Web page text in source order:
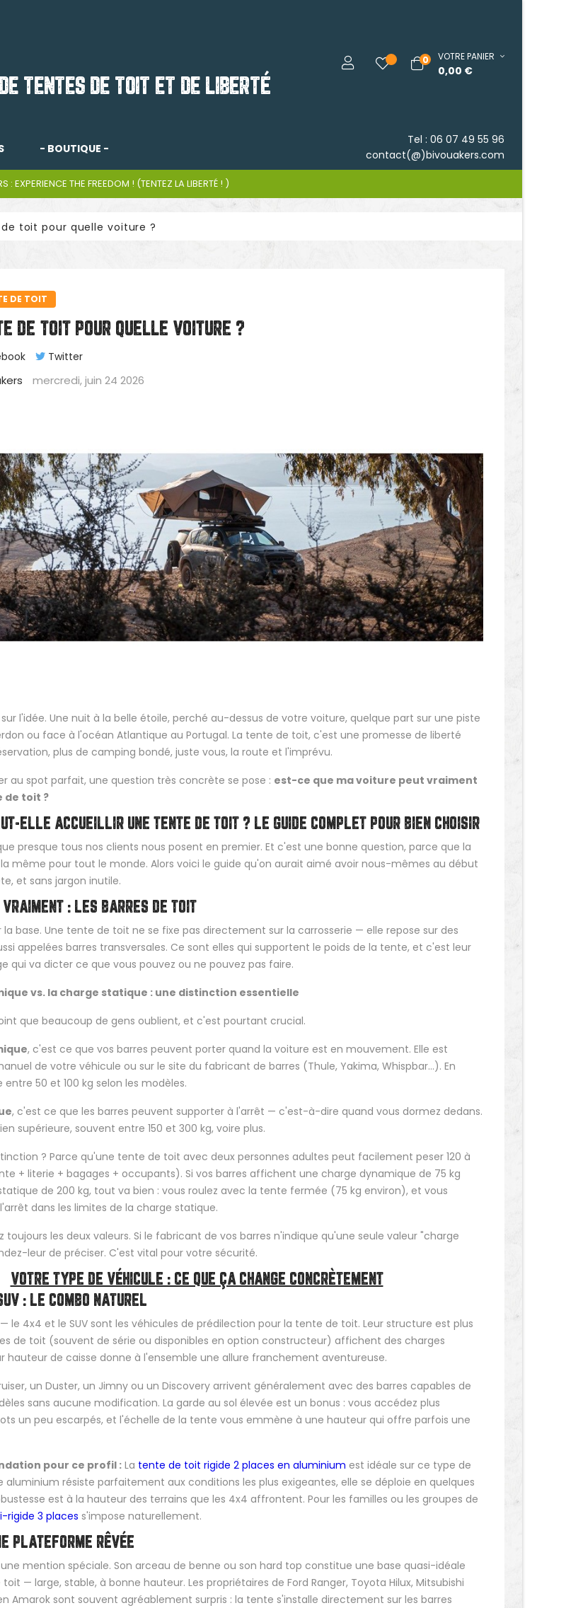
TENTES DE TOIT ET DE LIBERTÉ
0 VOTRE PANIER
0,00 €
- BOUTIQUE -
Tel : 06 07 49 55 96
contact(@)bivouakers.com
: EXPERIENCE THE FREEDOM ! (TENTEZ LA LIBERTÉ ! )
toit pour quelle voiture ?
DE TOIT
DE TOIT POUR QUELLE VOITURE ?
Twitter
mercredi,juin 24 2026
l'idée. Une nuit à la belle étoile, perché au-dessus de votre voiture, quelque part sur une piste
ou face à l'océan Atlantique au Portugal. La tente de toit, c'est une promesse de liberté
plus de camping bondé, juste vous, la route et l'imprévu.
au spot parfait, une question très concrète se pose : est-ce que ma voiture peut vraiment
de toit ?
ELLE ACCUEILLIR UNE TENTE DE TOIT ? LE GUIDE COMPLET POUR BIEN CHOISIR
presque tous nos clients nous posent en premier. Et c'est une bonne question, parce que la
même pour tout le monde. Alors voici le guide qu'on aurait aimé avoir nous-mêmes au début
et sans jargon inutile.
VRAIMENT : LES BARRES DE TOIT
base. Une tente de toit ne se fixe pas directement sur la carrosserie — elle repose sur des
appelées barres transversales. Ce sont elles qui supportent le poids de la tente, et c'est leur
qui va dicter ce que vous pouvez ou ne pouvez pas faire.
vs. la charge statique : une distinction essentielle
que beaucoup de gens oublient, et c'est pourtant crucial.
, c'est ce que vos barres peuvent porter quand la voiture est en mouvement. Elle est
de votre véhicule ou sur le site du fabricant de barres (Thule, Yakima, Whispbar...). En
entre 50 et 100 kg selon les modèles.
, c'est ce que les barres peuvent supporter à l'arrêt — c'est-à-dire quand vous dormez dedans.
supérieure, souvent entre 150 et 300 kg, voire plus.
? Parce qu'une tente de toit avec deux personnes adultes peut facilement peser 120 à
+ literie + bagages + occupants). Si vos barres affichent une charge dynamique de 75 kg
de 200 kg, tout va bien : vous roulez avec la tente fermée (75 kg environ), et vous
dans les limites de la charge statique.
toujours les deux valeurs. Si le fabricant de vos barres n'indique qu'une seule valeur "charge
leur de préciser. C'est vital pour votre sécurité.
VOTRE TYPE DE VÉHICULE : CE QUE ÇA CHANGE CONCRÈTEMENT
: LE COMBO NATUREL
le 4x4 et le SUV sont les véhicules de prédilection pour la tente de toit. Leur structure est plus
de toit (souvent de série ou disponibles en option constructeur) affichent des charges
hauteur de caisse donne à l'ensemble une allure franchement aventureuse.
un Duster, un Jimny ou un Discovery arrivent généralement avec des barres capables de
sans aucune modification. La garde au sol élevée est un bonus : vous accédez plus
un peu escarpés, et l'échelle de la tente vous emmène à une hauteur qui offre parfois une
pour ce profil :La tente de toit rigide 2 places en aluminium est idéale sur ce type de
aluminium résiste parfaitement aux conditions les plus exigeantes, elle se déploie en quelques
est à la hauteur des terrains que les 4x4 affrontent. Pour les familles ou les groupes de
rigide 3 places s'impose naturellement.
PLATEFORME RÊVÉE
mention spéciale. Son arceau de benne ou son hard top constitue une base quasi-idéale
— large, stable, à bonne hauteur. Les propriétaires de Ford Ranger, Toyota Hilux, Mitsubishi
Amarok sont souvent agréablement surpris : la tente s'installe directement sur les barres